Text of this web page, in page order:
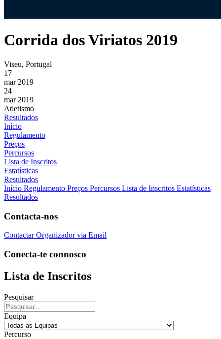
Corrida dos Viriatos 2019
Viseu, Portugal
17
mar 2019
24
mar 2019
Atletismo
Resultados
Início
Regulamento
Preços
Percursos
Lista de Inscritos
Estatísticas
Resultados
Início Regulamento Preços Percursos Lista de Inscritos Estatísticas
Resultados
Contacta-nos
Contactar Organizador via Email
Conecta-te connosco
Lista de Inscritos
Pesquisar
Equipa
Percurso